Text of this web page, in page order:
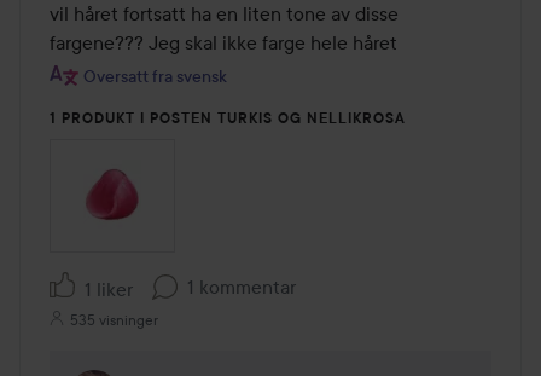
vil håret fortsatt ha en liten tone av disse
fargene??? Jeg skal ikke farge hele håret
Oversatt fra svensk
1 PRODUKT I POSTEN TURKIS OG NELLIKROSA
1 liker 1 kommentar
535 visninger